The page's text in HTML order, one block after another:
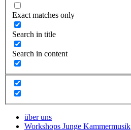
Exact matches only
Search in title
Search in content
über uns
Workshops Junge Kammermusik